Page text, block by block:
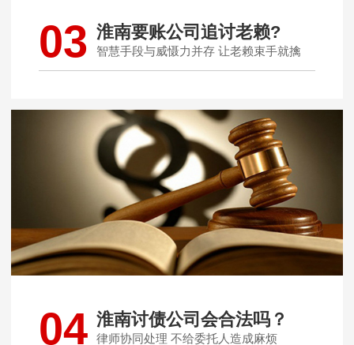
03 淮南要账公司追讨老赖?
智慧手段与威慑力并存 让老赖束手就擒
04 淮南讨债公司会合法吗？
律师协同处理 不给委托人造成麻烦